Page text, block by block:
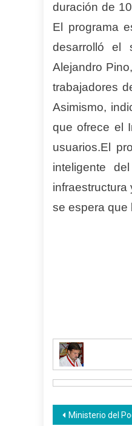
duración de
El programa
desarrolló el
Alejandro
trabajadores
Asimismo,
que ofrece el
usuarios.El
inteligente
infraestructura
se espera que
Ministerio del Poder Popular para la Salud va de la mano con el Inces para